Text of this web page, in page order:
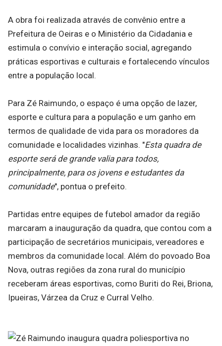
A obra foi realizada através de convênio entre a
Prefeitura de Oeiras e o Ministério da Cidadania e
estimula o convívio e interação social, agregando
práticas esportivas e culturais e fortalecendo vínculos
entre a população local.
Para Zé Raimundo, o espaço é uma opção de lazer,
esporte e cultura para a população e um ganho em
termos de qualidade de vida para os moradores da
comunidade e localidades vizinhas. "Esta quadra de
esporte será de grande valia para todos,
principalmente, para os jovens e estudantes da
comunidade", pontua o prefeito.
Partidas entre equipes de futebol amador da região
marcaram a inauguração da quadra, que contou com a
participação de secretários municipais, vereadores e
membros da comunidade local. Além do povoado Boa
Nova, outras regiões da zona rural do município
receberam áreas esportivas, como Buriti do Rei, Briona,
Ipueiras, Várzea da Cruz e Curral Velho.